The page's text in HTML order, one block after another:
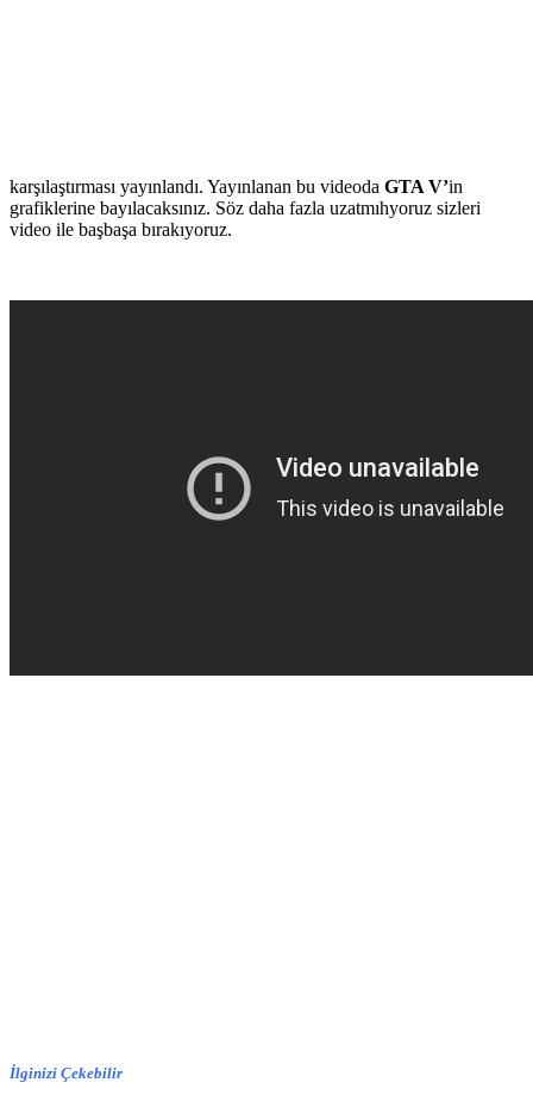
karşılaştırması yayınlandı. Yayınlanan bu videoda GTA V’in
grafiklerine bayılacaksınız. Söz daha fazla uzatmıhyoruz sizleri
video ile başbaşa bırakıyoruz.
İlginizi Çekebilir